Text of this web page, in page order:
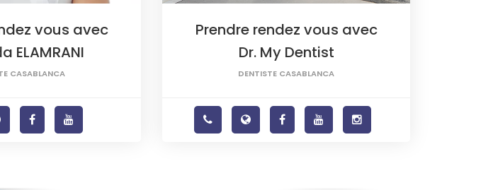
vous avec
ELAMRANI
CASABLANCA
Prendre rendez vous avec
Dr. My Dentist
DENTISTE CASABLANCA